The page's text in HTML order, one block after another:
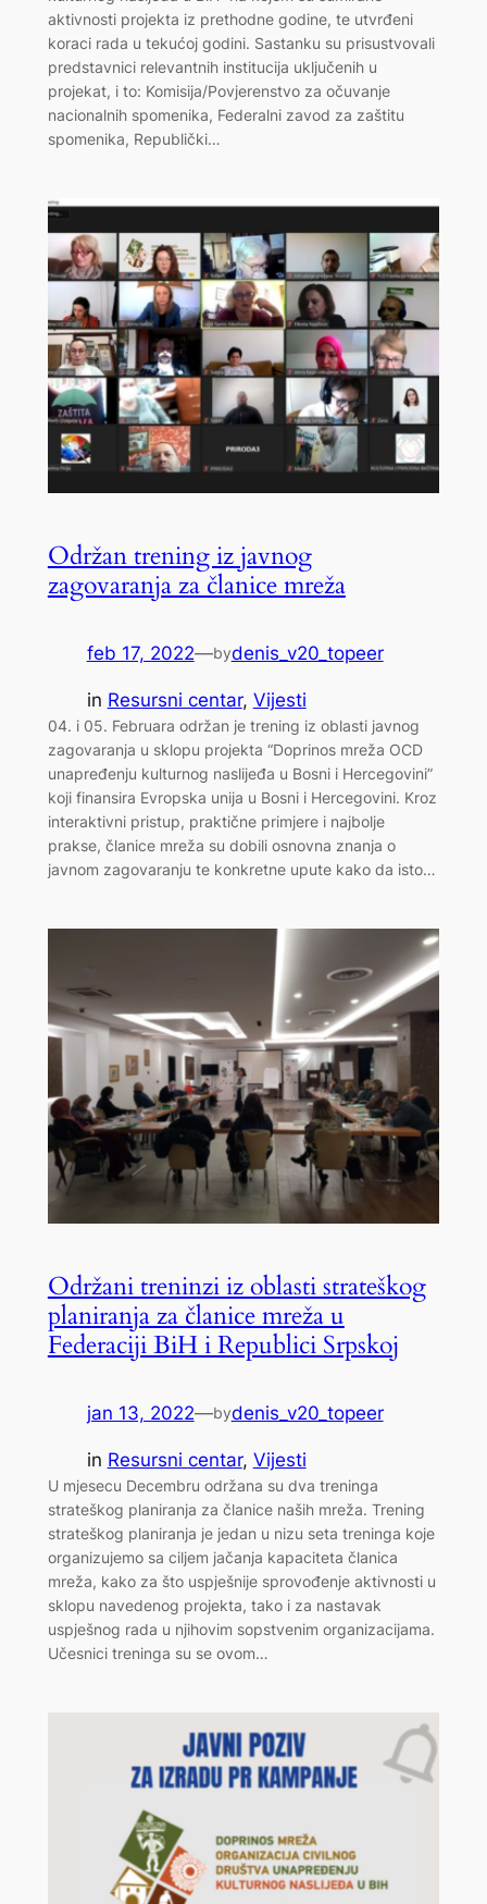
aktivnosti projekta iz prethodne godine, te utvrđeni
koraci rada u tekućoj godini. Sastanku su prisustvovali
predstavnici relevantnih institucija uključenih u
projekat, i to: Komisija/Povjerenstvo za očuvanje
nacionalnih spomenika, Federalni zavod za zaštitu
spomenika, Republički…
Održan trening iz javnog
zagovaranja za članice mreža
feb 17, 2022—bydenis_v20_topeer
in Resursni centar, Vijesti
04. i 05. Februara održan je trening iz oblasti javnog
zagovaranja u sklopu projekta “Doprinos mreža OCD
unapređenju kulturnog naslijeđa u Bosni i Hercegovini”
koji finansira Evropska unija u Bosni i Hercegovini. Kroz
interaktivni pristup, praktične primjere i najbolje
prakse, članice mreža su dobili osnovna znanja o
javnom zagovaranju te konkretne upute kako da isto…
Održani treninzi iz oblasti strateškog
planiranja za članice mreža u
Federaciji BiH i Republici Srpskoj
jan 13, 2022—bydenis_v20_topeer
in Resursni centar, Vijesti
U mjesecu Decembru održana su dva treninga
strateškog planiranja za članice naših mreža. Trening
strateškog planiranja je jedan u nizu seta treninga koje
organizujemo sa ciljem jačanja kapaciteta članica
mreža, kako za što uspješnije sprovođenje aktivnosti u
sklopu navedenog projekta, tako i za nastavak
uspješnog rada u njihovim sopstvenim organizacijama.
Učesnici treninga su se ovom…